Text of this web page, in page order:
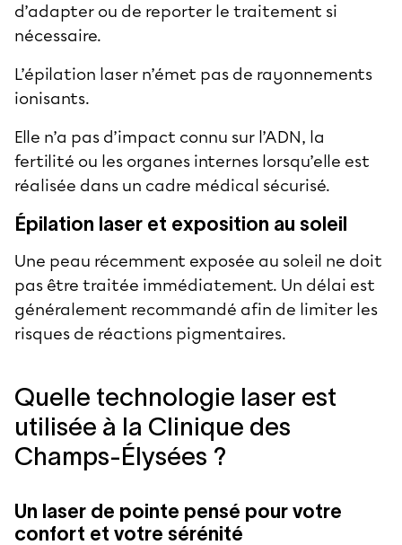
d’adapter ou de reporter le traitement si
nécessaire.
L’épilation laser n’émet pas de rayonnements
ionisants.
Elle n’a pas d’impact connu sur l’ADN, la
fertilité ou les organes internes lorsqu’elle est
réalisée dans un cadre médical sécurisé.
Épilation laser et exposition au soleil
Une peau récemment exposée au soleil ne doit
pas être traitée immédiatement. Un délai est
généralement recommandé afin de limiter les
risques de réactions pigmentaires.
Quelle technologie laser est
utilisée à la Clinique des
Champs-Élysées ?
Un laser de pointe pensé pour votre
confort et votre sérénité